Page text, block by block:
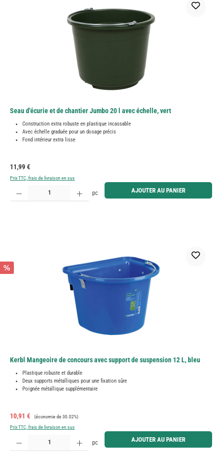
Seau d'écurie et de chantier Jumbo 20 l avec échelle, vert
Construction extra robuste en plastique incassable
Avec échelle graduée pour un dosage précis
Fond intérieur extra lisse
Prix régulier :
11,99 €
Prix TTC, frais de livraison en sus
Quantité de produit : Entrez la quantité souhaitée ou utilisez les boutons pour augmenter ou
pc AJOUTER AU PANIER
%
Kerbl Mangeoire de concours avec support de suspension 12 L, bleu
Plastique robuste et durable
Deux supports métalliques pour une fixation sûre
Poignée métallique supplémentaire
Prix de vente :
10,91 € Prix régulier :
(économie de 30.02%)
Prix TTC, frais de livraison en sus
Quantité de produit : Entrez la quantité souhaitée ou utilisez les boutons pour augmenter ou
pc AJOUTER AU PANIER